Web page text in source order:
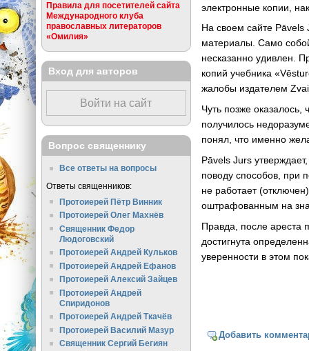
электронные копии,
На своем сайте Pāvels
материалы. Само
несказанно удивлен.
копий учебника
жалобы издателем
Чуть позже оказалось,
получилось
понял, что именно
Pāvels Jurs
поводу способов, при
не работает
оштрафованным на
Правда, после ареста
достигнута
уверенности в этом
Добавить
Правила для посетителей сайта
Международного клуба
православных литераторов
«Омилия»
Вход для авторов
Войти на сайт
Вопрос священнику
Все ответы на вопросы
Ответы священников:
Протоиерей Пётр Винник
Протоиерей Олег Махнёв
Священник Федор
Людоговский
Протоиерей Андрей Кульков
Протоиерей Андрей Ефанов
Протоиерей Алексий Зайцев
Протоиерей Андрей
Спиридонов
Протоиерей Андрей Ткачёв
Протоиерей Василий Мазур
Священник Сергий Бегиян